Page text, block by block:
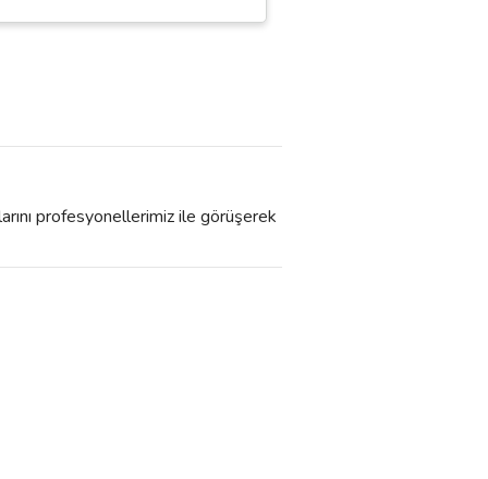
profesyonellerimiz ile görüşerek